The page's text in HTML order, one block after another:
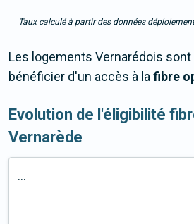
Taux calculé à partir des données
Les logements Vernarédois sont
bénéficier d'un accès à lafibre
Evolution de l'éligibilité
Vernarède
...